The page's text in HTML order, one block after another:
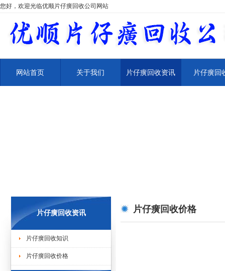
您好，欢迎光临优顺片仔癀回收公司网站
网站首页 关于我们 片仔癀回收资讯 片仔癀回
片仔癀回收资讯
片仔癀回收知识
片仔癀回收价格
片仔癀回收价格